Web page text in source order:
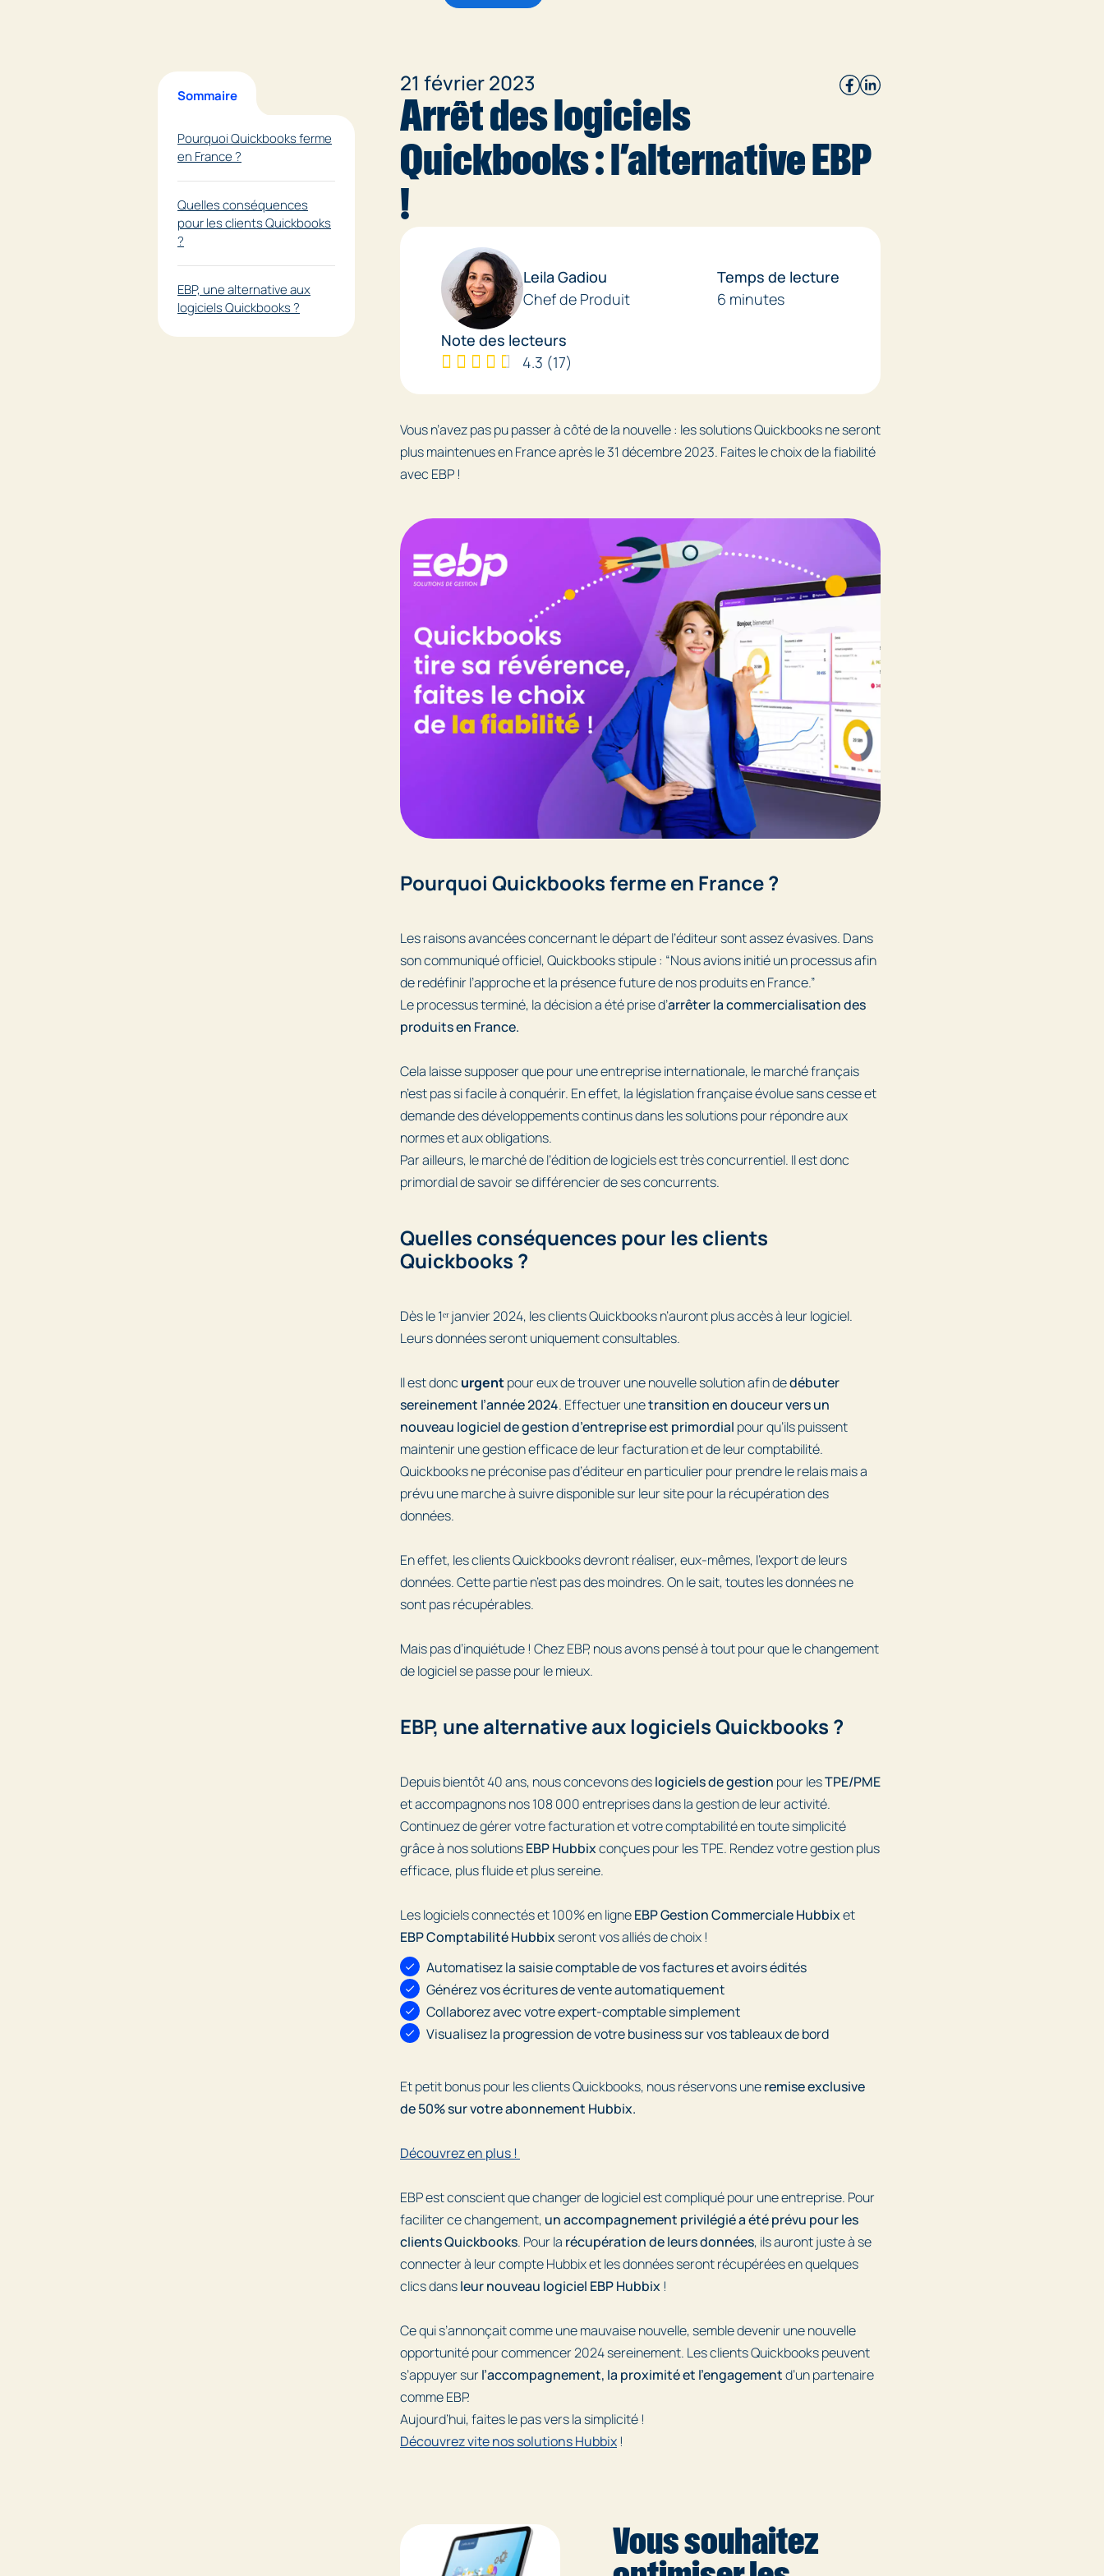
Sommaire
Pourquoi Quickbooks ferme
en France ?
Quelles conséquences
pour les clients Quickbooks
?
EBP, une alternative aux
logiciels Quickbooks ?
21 février 2023
Arrêt des logiciels
Quickbooks : l’alternative EBP
!
Leila Gadiou
Chef de Produit
Temps de lecture
6 minutes
Note des lecteurs
4.3 (17)
Vous n’avez pas pu passer à côté de la nouvelle : les solutions Quickbooks ne seront
plus maintenues en France après le 31 décembre 2023. Faites le choix de la fiabilité
avec EBP !
Pourquoi Quickbooks ferme en France ?
Les raisons avancées concernant le départ de l’éditeur sont assez évasives. Dans
son communiqué officiel, Quickbooks stipule : “Nous avions initié un processus afin
de redéfinir l’approche et la présence future de nos produits en France.”
Le processus terminé, la décision a été prise d’arrêter la commercialisation des
produits en France.
Cela laisse supposer que pour une entreprise internationale, le marché français
n’est pas si facile à conquérir. En effet, la législation française évolue sans cesse et
demande des développements continus dans les solutions pour répondre aux
normes et aux obligations.
Par ailleurs, le marché de l’édition de logiciels est très concurrentiel. Il est donc
primordial de savoir se différencier de ses concurrents.
Quelles conséquences pour les clients
Quickbooks ?
Dès le 1ᵉʳ janvier 2024, les clients Quickbooks n’auront plus accès à leur logiciel.
Leurs données seront uniquement consultables.
Il est donc urgentpour eux de trouver une nouvelle solution afin dedébuter
sereinement l’année 2024. Effectuer unetransition en douceur vers un
nouveau logiciel de gestion d’entreprise est primordial pour qu’ils puissent
maintenir une gestion efficace de leur facturation et de leur comptabilité.
Quickbooks ne préconise pas d’éditeur en particulier pour prendre le relais mais a
prévu une marche à suivre disponible sur leur site pour la récupération des
données.
En effet, les clients Quickbooks devront réaliser, eux-mêmes, l’export de leurs
données. Cette partie n’est pas des moindres. On le sait, toutes les données ne
sont pas récupérables.
Mais pas d’inquiétude ! Chez EBP, nous avons pensé à tout pour que le changement
de logiciel se passe pour le mieux.
EBP, une alternative aux logiciels Quickbooks ?
Depuis bientôt 40 ans, nous concevons deslogiciels de gestion pour lesTPE/PME
et accompagnons nos 108 000 entreprises dans la gestion de leur activité.
Continuez de gérer votre facturation et votre comptabilité en toute simplicité
grâce à nos solutionsEBP Hubbixconçues pour les TPE. Rendez votre gestion plus
efficace, plus fluide et plus sereine.
Les logiciels connectés et 100% en ligneEBP Gestion Commerciale Hubbixet
EBP Comptabilité Hubbixseront vos alliés de choix !
Automatisez la saisie comptable de vos factures et avoirs édités
Générez vos écritures de vente automatiquement
Collaborez avec votre expert-comptable simplement
Visualisez la progression de votre business sur vos tableaux de bord
Et petit bonus pour les clients Quickbooks, nous réservons uneremise exclusive
de 50% sur votre abonnement Hubbix.
Découvrez en plus !
EBP est conscient que changer de logiciel est compliqué pour une entreprise. Pour
faciliter ce changement, un accompagnement privilégié a été prévu pour les
clients Quickbooks. Pour la récupération de leurs données, ils auront juste à se
connecter à leur compte Hubbix et les données seront récupérées en quelques
clics dansleur nouveau logiciel EBP Hubbix !
Ce qui s’annonçait comme une mauvaise nouvelle, semble devenir une nouvelle
opportunité pour commencer 2024 sereinement. Les clients Quickbooks peuvent
s’appuyer surl’accompagnement, la proximité et l’engagementd’un partenaire
comme EBP.
Aujourd’hui, faites le pas vers la simplicité !
Découvrez vite nos solutions Hubbix !
Vous souhaitez